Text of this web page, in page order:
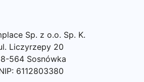
Sp. z o.o. Sp. K.
Liczyrzepy 20
564 Sosnówka
6112803380